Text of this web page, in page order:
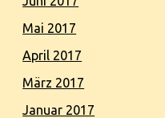
Mai 2017
April 2017
März 2017
Januar 2017